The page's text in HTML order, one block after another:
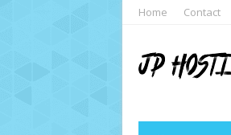
Home Contact